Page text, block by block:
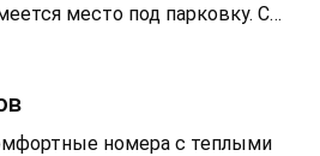
место под парковку. С
на город и море.
номера с теплыми